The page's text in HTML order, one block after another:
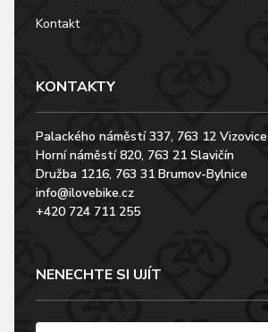
Kontakt
KONTAKTY
Palackého náměstí 337, 763 12 Vizovice
Horní náměstí 820, 763 21 Slavičín
Družba 1216, 763 31 Brumov-Bylnice
info@ilovebike.cz
+420 724 711 255
NENECHTE SI UJÍT